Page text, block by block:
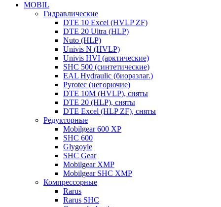
MOBIL
Гидравлические
DTE 10 Excel (HVLP ZF)
DTE 20 Ultra (HLP)
Nuto (HLP)
Univis N (HVLP)
Univis HVI (арктические)
SHC 500 (синтетические)
EAL Hydraulic (биоразлаг.)
Pyrotec (негорючие)
DTE 10M (HVLP), сняты
DTE 20 (HLP), сняты
DTE Excel (HLP ZF), сняты
Редукторные
Mobilgear 600 XP
SHC 600
Glygoyle
SHC Gear
Mobilgear XMP
Mobilgear SHC XMP
Компрессорные
Rarus
Rarus SHC